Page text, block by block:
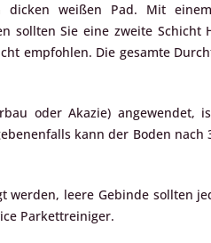
dicken weißen Pad. Mit
sollten Sie eine zweite Schicht
empfohlen. Die gesamte
oder Akazie) angewendet,
kann der Boden nach
leere Gebinde sollten
Parkettreiniger.